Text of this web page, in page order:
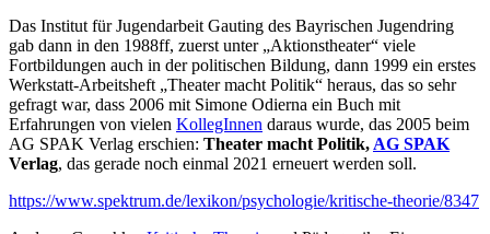
Das Institut für Jugendarbeit Gauting des Bayrischen Jugendring
gab dann in den 1988ff, zuerst unter „Aktionstheater“ viele
Fortbildungen auch in der politischen Bildung, dann 1999 ein erstes
Werkstatt-Arbeitsheft „Theater macht Politik“ heraus, das so sehr
gefragt war, dass 2006 mit Simone Odierna ein Buch mit
Erfahrungen von vielen KollegInnen daraus wurde, das 2005 beim
AG SPAK Verlag erschien: Theater macht Politik,AG SPAK
Verlag, das gerade noch einmal 2021 erneuert werden soll.
https://www.spektrum.de/lexikon/psychologie/kritische-theorie/8347